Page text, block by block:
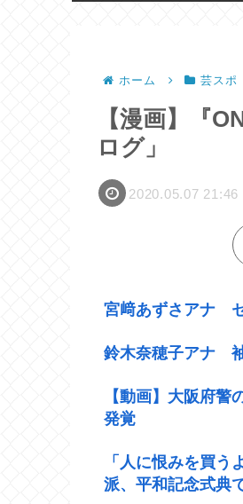
ホーム 芸スポ
【漫画】『
ログ」
2020.05.07 21:46
宮﨑あずさアナ
鈴木奈穂子アナ 袖
【動画】大阪府
発覚
「人に恨みを買
派、平和記念式典